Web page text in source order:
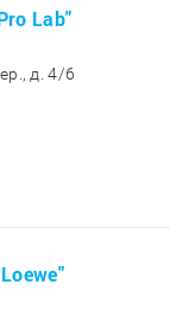
Lab"
д. 4/6